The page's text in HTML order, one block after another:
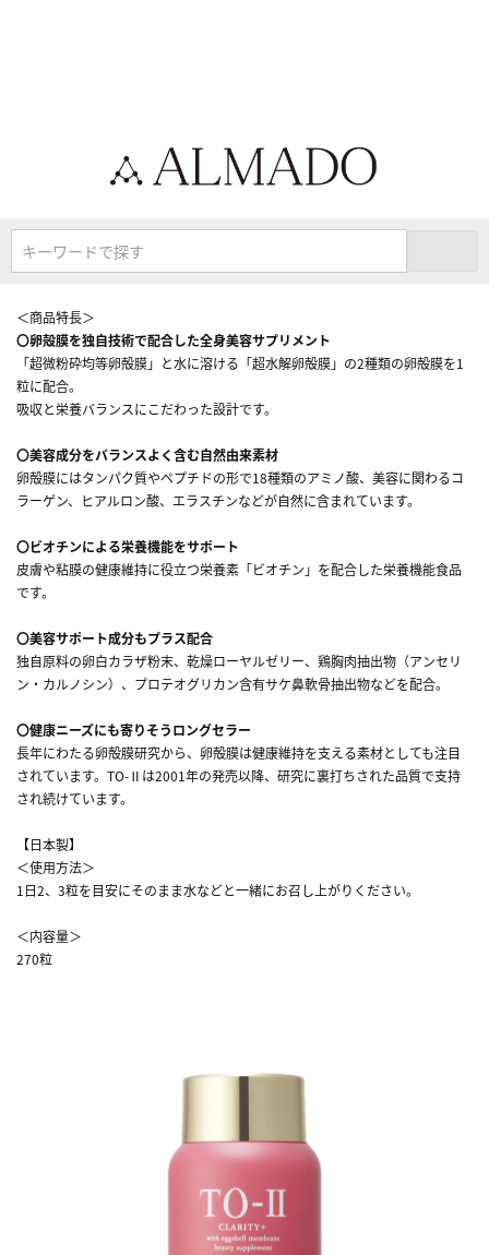
キーワードで探す
＜商品特長＞
〇卵殻膜を独自技術で配合した全身美容サプリメント
「超微粉砕均等卵殻膜」と水に溶ける「超水解卵殻膜」の2種類の卵殻膜を1
粒に配合。
吸収と栄養バランスにこだわった設計です。
〇美容成分をバランスよく含む自然由来素材
卵殻膜にはタンパク質やペプチドの形で18種類のアミノ酸、美容に関わるコ
ラーゲン、ヒアルロン酸、エラスチンなどが自然に含まれています。
〇ビオチンによる栄養機能をサポート
皮膚や粘膜の健康維持に役立つ栄養素「ビオチン」を配合した栄養機能食品
です。
〇美容サポート成分もプラス配合
独自原料の卵白カラザ粉末、乾燥ローヤルゼリー、鶏胸肉抽出物（アンセリ
ン・カルノシン）、プロテオグリカン含有サケ鼻軟骨抽出物などを配合。
〇健康ニーズにも寄りそうロングセラー
長年にわたる卵殻膜研究から、卵殻膜は健康維持を支える素材としても注目
されています。TO-Ⅱは2001年の発売以降、研究に裏打ちされた品質で支持
され続けています。
【日本製】
＜使用方法＞
1日2、3粒を目安にそのまま水などと一緒にお召し上がりください。
＜内容量＞
270粒